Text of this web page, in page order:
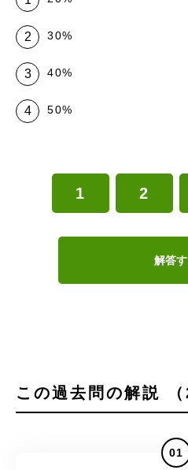
30%
40%
50%
1 2
解答
この過去問の解説 （
01